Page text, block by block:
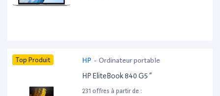
Top Produit HP - Ordinateur portable
HP EliteBook 840 G5 ”
231 offres à partir de :